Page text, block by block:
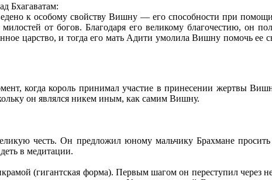
Бхагаватам:
к особому свойству Вишну — его способности при
от богов. Благодаря его великому благочестию, он
царство, и тогда его мать Адити умолила Вишну помочь ее
когда король принимал участие в принесении жертвы
он являлся никем иным, как самим Вишну.
честь. Он предложил юному мальчику Брахмане просить
в медитации.
(гигантская форма). Первым шагом он переступил